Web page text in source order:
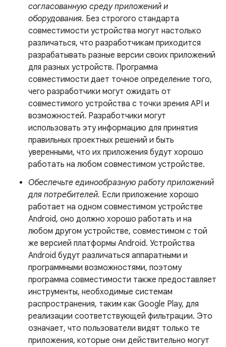
согласованную среду приложений и
оборудования. Без строгого стандарта
совместимости устройства могут настолько
различаться, что разработчикам приходится
разрабатывать разные версии своих приложений
для разных устройств. Программа
совместимости дает точное определение того,
чего разработчики могут ожидать от
совместимого устройства с точки зрения API и
возможностей. Разработчики могут
использовать эту информацию для принятия
правильных проектных решений и быть
уверенными, что их приложения будут хорошо
работать на любом совместимом устройстве.
Обеспечьте единообразную работу приложений
для потребителей. Если приложение хорошо
работает на одном совместимом устройстве
Android, оно должно хорошо работать и на
любом другом устройстве, совместимом с той
же версией платформы Android. Устройства
Android будут различаться аппаратными и
программными возможностями, поэтому
программа совместимости также предоставляет
инструменты, необходимые системам
распространения, таким как Google Play, для
реализации соответствующей фильтрации. Это
означает, что пользователи видят только те
приложения, которые они действительно могут